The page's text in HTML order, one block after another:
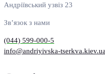
Андріївський узвіз 23
Зв’язок з нами
(044) 599-000-5
info@andriyivska-tserkva.kiev.ua